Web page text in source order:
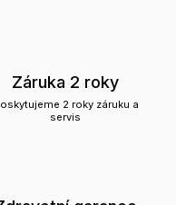
Záruka 2 roky
2 roky záruku a
servis